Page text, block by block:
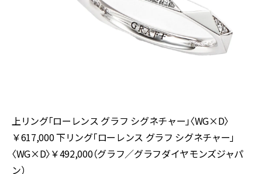
上リング「ローレンス グラフ シグネチャー」〈WG×D〉
￥617,000 下リング「ローレンス グラフ シグネチャー」
〈WG×D〉￥492,000（グラフ／グラフダイヤモンズジャパ
ン）